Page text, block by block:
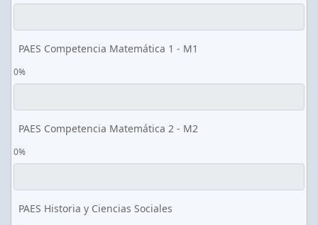
PAES Competencia Matemática 1 - M1
0%
PAES Competencia Matemática 2 - M2
0%
PAES Historia y Ciencias Sociales